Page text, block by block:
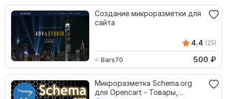
Создание микроразметки для
сайта
4.4 (25)
Bars70 500 ₽
Микроразметка Schema.org
для Opencart - Товары,